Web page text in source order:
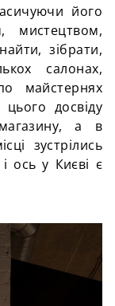
його
мистецтвом,
зібрати,
салонах,
майстернях
цього досвіду
а в
зустрілись
ось у Києві є